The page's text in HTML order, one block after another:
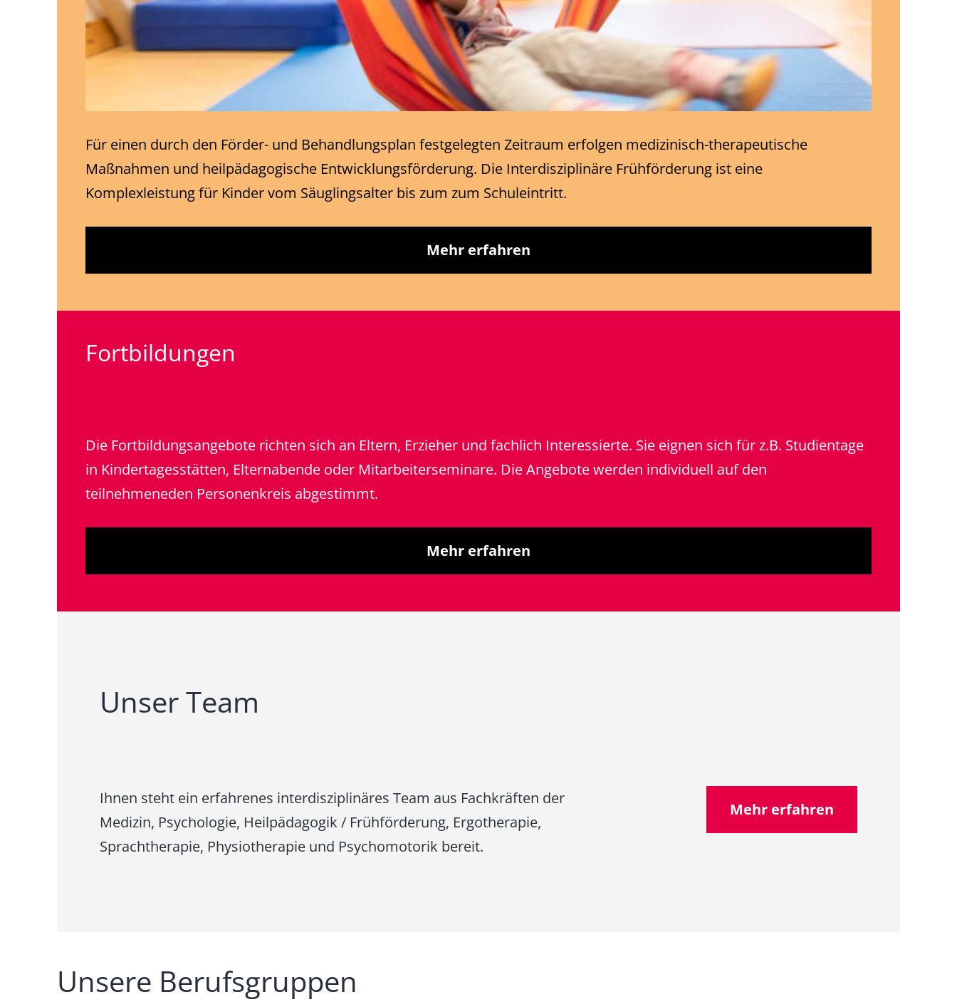
Für einen durch den Förder- und Behandlungsplan festgelegten Zeitraum erfolgen medizinisch-therapeutische
Maßnahmen und heilpädagogische Entwicklungsförderung. Die Interdisziplinäre Frühförderung ist eine
Komplexleistung für Kinder vom Säuglingsalter bis zum zum Schuleintritt.
Mehr erfahren
Fortbildungen
Die Fortbildungsangebote richten sich an Eltern, Erzieher und fachlich Interessierte. Sie eignen sich für z.B. Studientage
in Kindertagesstätten, Elternabende oder Mitarbeiterseminare. Die Angebote werden individuell auf den
teilnehmeneden Personenkreis abgestimmt.
Mehr erfahren
Unser Team
Ihnen steht ein erfahrenes interdisziplinäres Team aus Fachkräften der
Medizin, Psychologie, Heilpädagogik / Frühförderung, Ergotherapie,
Sprachtherapie, Physiotherapie und Psychomotorik bereit.
Mehr erfahren
Unsere Berufsgruppen